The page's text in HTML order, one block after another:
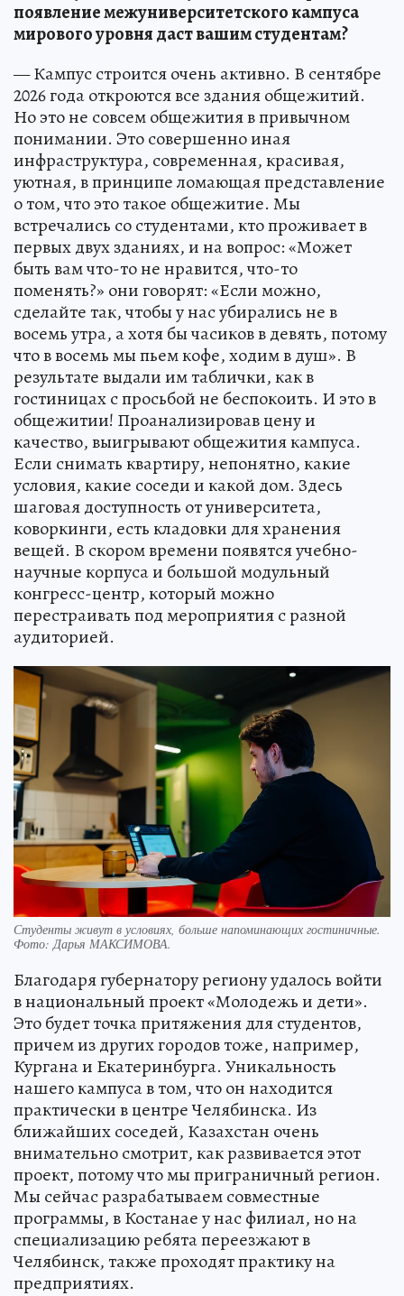
появление межуниверситетского кампуса
мирового уровня даст вашим студентам?
— Кампус строится очень активно. В сентябре
2026 года откроются все здания общежитий.
Но это не совсем общежития в привычном
понимании. Это совершенно иная
инфраструктура, современная, красивая,
уютная, в принципе ломающая представление
о том, что это такое общежитие. Мы
встречались со студентами, кто проживает в
первых двух зданиях, и на вопрос: «Может
быть вам что-то не нравится, что-то
поменять?» они говорят: «Если можно,
сделайте так, чтобы у нас убирались не в
восемь утра, а хотя бы часиков в девять, потому
что в восемь мы пьем кофе, ходим в душ». В
результате выдали им таблички, как в
гостиницах с просьбой не беспокоить. И это в
общежитии! Проанализировав цену и
качество, выигрывают общежития кампуса.
Если снимать квартиру, непонятно, какие
условия, какие соседи и какой дом. Здесь
шаговая доступность от университета,
коворкинги, есть кладовки для хранения
вещей. В скором времени появятся учебно-
научные корпуса и большой модульный
конгресс-центр, который можно
перестраивать под мероприятия с разной
аудиторией.
Студенты живут в условиях, больше напоминающих гостиничные.
Фото: Дарья МАКСИМОВА.
Благодаря губернатору региону удалось войти
в национальный проект «Молодежь и дети».
Это будет точка притяжения для студентов,
причем из других городов тоже, например,
Кургана и Екатеринбурга. Уникальность
нашего кампуса в том, что он находится
практически в центре Челябинска. Из
ближайших соседей, Казахстан очень
внимательно смотрит, как развивается этот
проект, потому что мы приграничный регион.
Мы сейчас разрабатываем совместные
программы, в Костанае у нас филиал, но на
специализацию ребята переезжают в
Челябинск, также проходят практику на
предприятиях.